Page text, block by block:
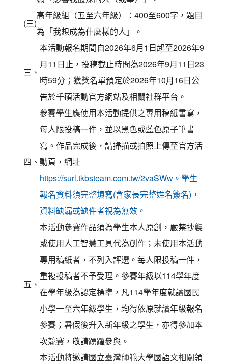
(三)
高年級組（五至六年級）：400至600字，題目
為「我想成為什麼樣的人」。
三、
本活動報名期間自2026年6月1日起至2026年9
月11日止，投稿截止時間為2026年9月11日23
時59分；獲獎名單預定於2026年10月16日公
告於千碩活動官方網站及相關社群平台。
四、
參賽學生應使用本活動提供之專用稿紙書寫，
每人限投稿一件，並以黑色或藍色原子筆書
寫。作品完成後，請掃描或拍照上傳至官方活
動頁，網址
https://surl.tkbsteam.com.tw/2vaSWw。學生
報名資料須完整填寫(含家長完整姓名簽名)，
資料缺漏或缺件者視為無效。
五、
本活動參賽作品須為學生本人原創，嚴禁抄襲
或使用人工智慧工具代為創作；未使用本活動
專用稿紙者，不列入評選。每人限投稿一件，
重複投稿者不予受理。參賽年級以114學年度
在學年級為認定標準，凡114學年度就讀國民
小學一至六年級學生，均得依原就讀年級報名
參賽；暑假後升入新年級之學生，亦得參加本
次競賽，敬請踴躍參與。
本活動將邀請國立臺灣師範大學國語文相關領